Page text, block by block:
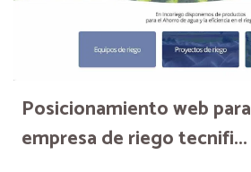
Posicionamiento web
empresa de riego tecnifi...